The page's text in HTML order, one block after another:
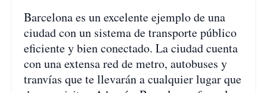
Barcelona es un excelente ejemplo de una
ciudad con un sistema de transporte público
eficiente y bien conectado. La ciudad cuenta
con una extensa red de metro, autobuses y
tranvías que te llevarán a cualquier lugar que